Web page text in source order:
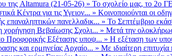
της Altamura (21-05-26) » Το σχολείο μας, το 2ο
Κέντρα για τις Υγειον... » Κοινοποιούνται οι
επαναληπτικών πανελλαδικ... » Το Σεπτέμβριο
χορήγηση Βεβαίωσης Σχολι... » Μετά την
Προφορικής Εξέτασης υποψ... » Η εξέταση των
και ερμηνείας Αρχαίο... » Με ιδιαίτερη